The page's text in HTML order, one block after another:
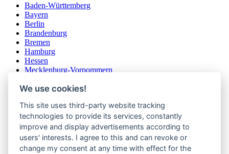
Baden-Württemberg
Bayern
Berlin
Brandenburg
Bremen
Hamburg
Hessen
Mecklenburg-Vorpommern
Nordrhein-Westfalen
Saarland
Sachsen
Sachsen-Anhalt
Schleswig-Holstein
Thüringen
We use cookies!
This site uses third-party website tracking
technologies to provide its services, constantly
improve and display advertisements according to
users' interests. I agree to this and can revoke or
change my consent at any time with effect for the